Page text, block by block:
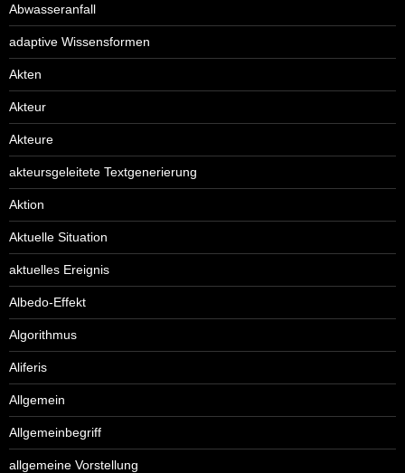
Abwasseranfall
adaptive Wissensformen
Akten
Akteur
Akteure
akteursgeleitete Textgenerierung
Aktion
Aktuelle Situation
aktuelles Ereignis
Albedo-Effekt
Algorithmus
Aliferis
Allgemein
Allgemeinbegriff
allgemeine Vorstellung